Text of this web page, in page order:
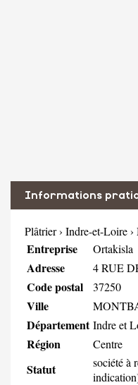
Informations
Plâtrier› Indre-et-Loire›
Entreprise Ortakisla
Adresse 4 RUE
Code postal 37250
Ville
Département Indre et
Région Centre
Statut
société à